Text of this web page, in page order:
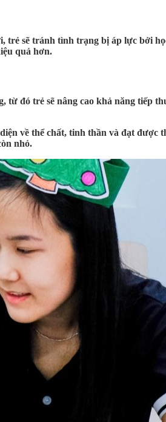
sẽ tránh tình trạng bị áp lực bởi
quả hơn.
đó trẻ sẽ nâng cao khả năng tiếp
về thể chất, tinh thần và đạt được
nhỏ.